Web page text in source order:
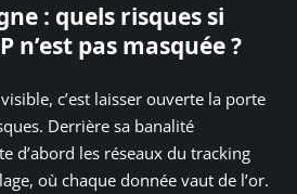
: quels risques si
n’est pas masquée ?
c’est laisser ouverte la porte
Derrière sa banalité
d’abord les réseaux du tracking
où chaque donnée vaut de l’or.